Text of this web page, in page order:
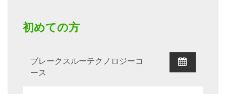
初めての方
ブレークスルーテクノロジーコ
ース